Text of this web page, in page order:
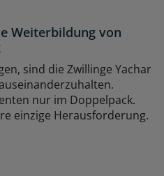
Weiterbildung von
sind die Zwillinge Yachar
nur im Doppelpack.
einzige Herausforderung.